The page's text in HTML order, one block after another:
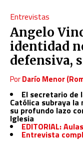
Entrevistas
Angelo
identidad
defensiva,
PorDarío Menor
El secretario de
Católica subraya
su profundo lazo
Iglesia
EDITORIAL:
Entrevista